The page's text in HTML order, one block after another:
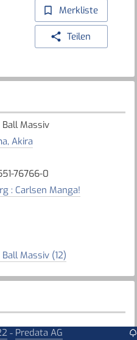
Merkliste
Teilen
Massiv
Akira
76766-0
: Carlsen Manga!
Massiv (12)
- Predata AG